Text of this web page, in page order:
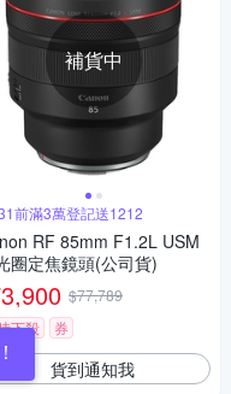
補貨中
前滿3萬登記送1212
RF 85mm F1.2L USM
圈定焦鏡頭(公司貨)
$77,789
下殺
券
貨到通知我